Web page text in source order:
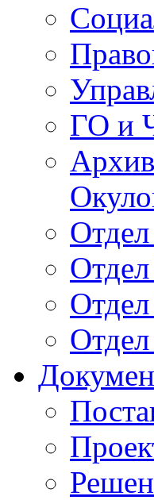
ГО и
Отдел